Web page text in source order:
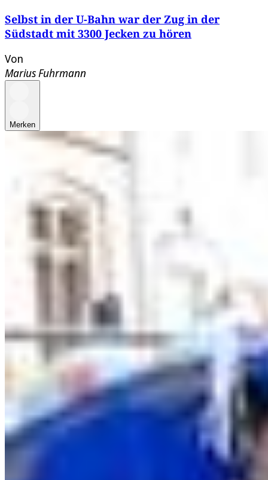
Selbst in der U-Bahn war der Zug in der
Südstadt mit 3300 Jecken zu hören
Von
Marius Fuhrmann
Merken